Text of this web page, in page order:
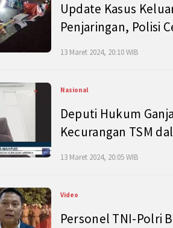
Update Kasus
Penjaringan, Polisi
13 Maret 2024, 20:10 WIB
Nasional
Deputi Hukum
Kecurangan TSM
13 Maret 2024, 20:05 WIB
Video
Personel TNI-Polri